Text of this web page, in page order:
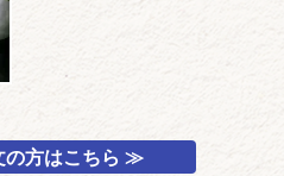
の方はこちら ≫